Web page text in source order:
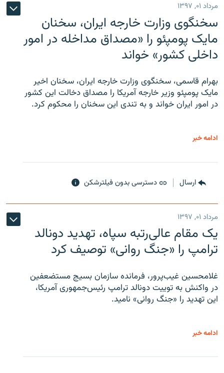
مرداد ۰۱, ۱۳۹۷
سخنگوی وزارت خارجه ایران، سخنان
مایک پومپئو را «مصداق مداخله در امور
داخلی کشور» خواند
بهرام قاسمی، سخنگوی وزارت خارجه ایران، سخنان اخیر
مایک پومپئو وزیر خارجه آمریکا را مصداق دخالت این کشور
در امور ایران خواند و به تندی این سخنان را محکوم کرد.
ادامه خبر
ارسال دسترسی بدون فیلترشکن
مرداد ۰۱, ۱۳۹۷
یک مقام عالی‌رتبه سپاه، تهدید دونالد
ترامپ را «جنگ روانی» توصیف کرد
غلامحسین غیب‌پرور، فرمانده سازمان بسیج مستضعفین
در واکنش به توییت دونالد ترامپ رئیس‌جمهوری آمریکا،
این تهدید را «جنگ روانی» نامید.
ادامه خبر